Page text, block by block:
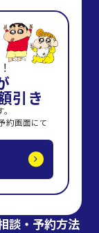
引き
約画面にて
談・予約方法